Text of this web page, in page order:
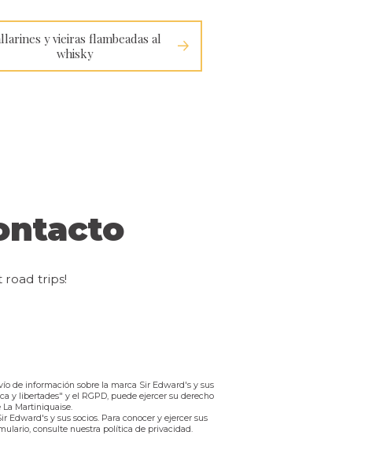
y vieiras flambeadas al
whisky
road trips!
de información sobre la marca Sir Edward's y sus
y libertades" y el RGPD, puede ejercer su derecho
La Martiniquaise.
y sus socios. Para conocer y ejercer sus
consulte nuestra política de privacidad.